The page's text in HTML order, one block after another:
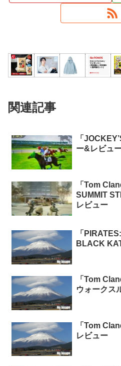
関連記事
「
ー&レビュ
「Tom
SUMMIT
レビュー
「
BLACK
「Tom
ウォークス
「Tom
レビュー